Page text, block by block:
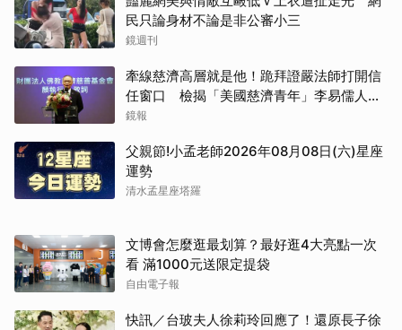
民只論身材不論是非公審小三
鏡週刊
牽線慈濟高層就是他！跪拜證嚴法師打開信
任窗口 檢揭「美國慈濟青年」李易儒人脈
網絡
鏡報
父親節!小孟老師2026年08月08日(六)星座
運勢
清水孟星座塔羅
文博會怎麼逛最划算？最好逛4大亮點一次
看 滿1000元送限定提袋
自由電子報
快訊／台玻夫人徐莉玲回應了！還原長子徐